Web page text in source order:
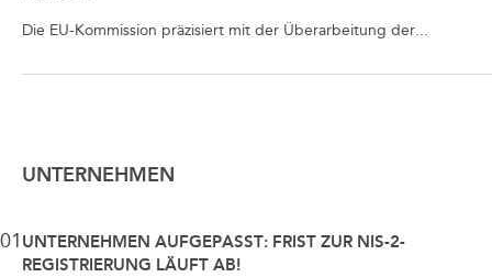
Die EU-Kommission präzisiert mit der Überarbeitung der...
UNTERNEHMEN
01 UNTERNEHMEN AUFGEPASST: FRIST ZUR NIS-2-
REGISTRIERUNG LÄUFT AB!